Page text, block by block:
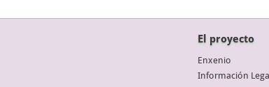
El proyecto
Enxenio
Información Legal